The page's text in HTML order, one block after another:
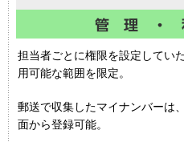
担当者ごとに権限を設定してい
用可能な範囲を限定。
郵送で収集したマイナンバーは
面から登録可能。